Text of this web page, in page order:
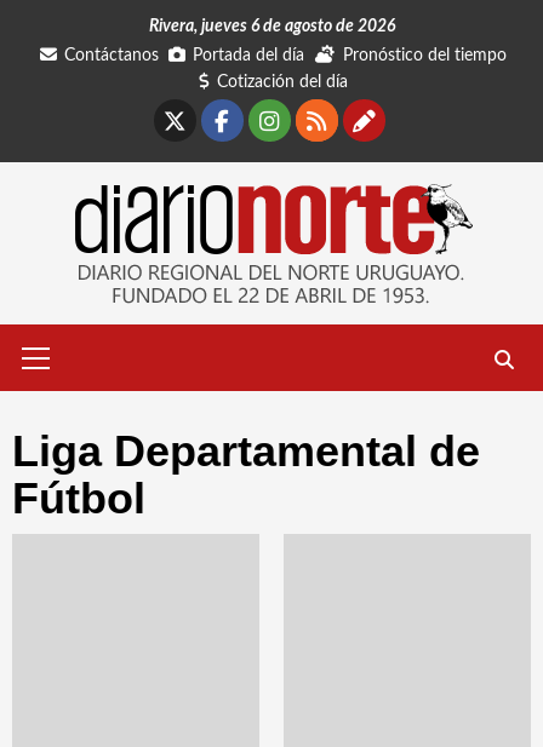
Rivera, jueves 6 de agosto de 2026
Contáctanos
Portada del día
Pronóstico del tiempo
Cotización del día
Facebook
Instagram
RSSContáctanos
primario
Liga Departamental de
Fútbol